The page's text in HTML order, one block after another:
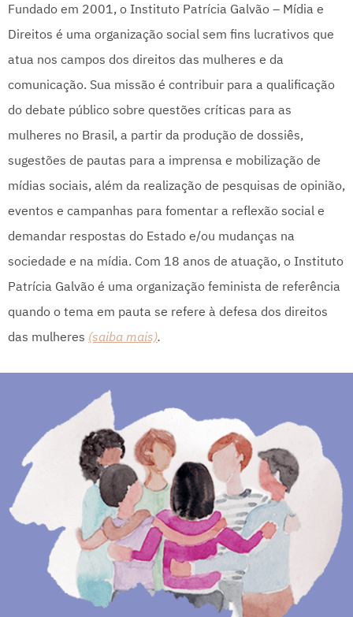
Fundado em 2001, o Instituto Patrícia Galvão – Mídia e
Direitos é uma organização social sem fins lucrativos que
atua nos campos dos direitos das mulheres e da
comunicação. Sua missão é contribuir para a qualificação
do debate público sobre questões críticas para as
mulheres no Brasil, a partir da produção de dossiês,
sugestões de pautas para a imprensa e mobilização de
mídias sociais, além da realização de pesquisas de opinião,
eventos e campanhas para fomentar a reflexão social e
demandar respostas do Estado e/ou mudanças na
sociedade e na mídia. Com 18 anos de atuação, o Instituto
Patrícia Galvão é uma organização feminista de referência
quando o tema em pauta se refere à defesa dos direitos
das mulheres (saiba mais).